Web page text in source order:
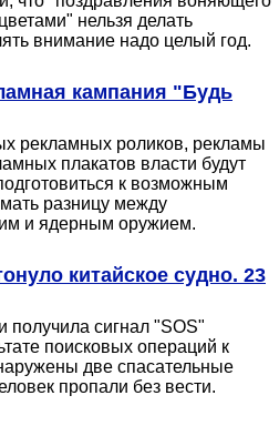
нельзя делать
внимание надо целый год.
кампания "Будь
рекламных роликов, рекламы
плакатов власти будут
к возможным
разницу между
и ядерным оружием.
китайское судно. 23
получила сигнал "SOS"
поисковых операций к
две спасательные
пропали без вести.